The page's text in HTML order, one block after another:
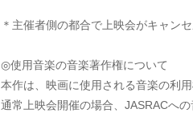
＊主催者側の都合で上映会がキャン
◎使用音楽の音楽著作権について
本作は、映画に使用される音楽の利用
通常上映会開催の場合、JASRACへの